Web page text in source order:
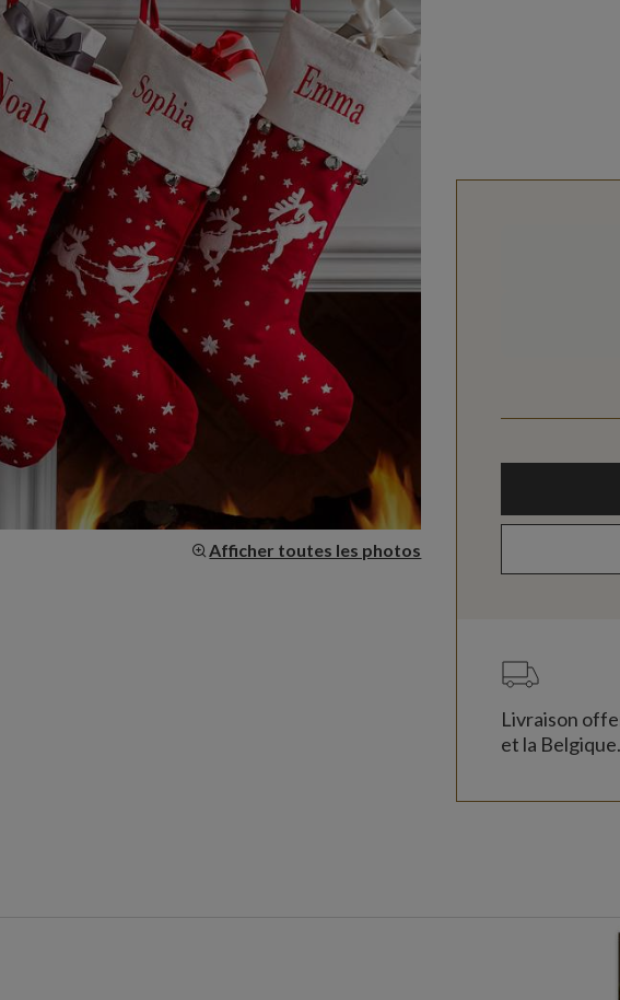
Afficher toutes les photos
Livraison
et la